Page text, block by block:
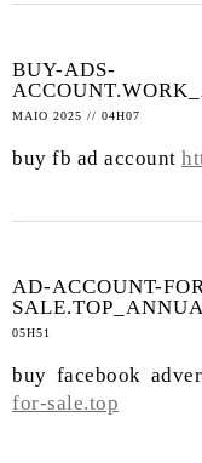
BUY-ADS-
MAIO 2025 // 04H07
buy fb ad account
AD-ACCOUNT-
05H51
buy facebook
for-sale.top